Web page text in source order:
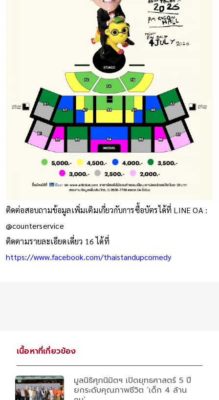
ติดต่อสอบถามข้อมูลเพิ่มเติมเกี่ยวกับการซื้อบัตรได้ที่ LINE OA :
@counterservice
ติดตามรายละเอียดเดี่ยว 16 ได้ที่
https://www.facebook.com/thaistandupcomedy
เนื้อหาที่เกี่ยวข้อง
มูลนิธิศุภนิมิตฯ เปิดยุทธศาสตร์ 5 ปี
ยกระดับคุณภาพชีวิต ‘เด็ก 4 ล้าน